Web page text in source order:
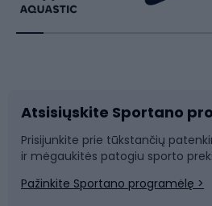
Dviratininkų apranga
Dviračių dalys
Laipiojimas
Rakečių sportas
Rogutės ir čiuožynės
Snieglenčių sportas
Atsisiųskite Sportano
Prisijunkite prie tūkstančių
ir mėgaukitės patogiu sporto
Pažinkite Sportano programėlę >